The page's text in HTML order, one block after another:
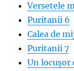
Versetele
Puritanii 6
Calea de
Puritanii 7
Un